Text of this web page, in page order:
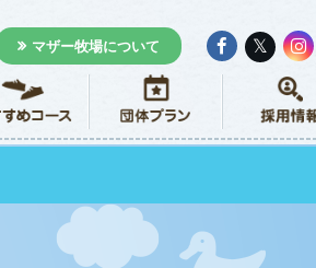
𝕏
マザー牧場について